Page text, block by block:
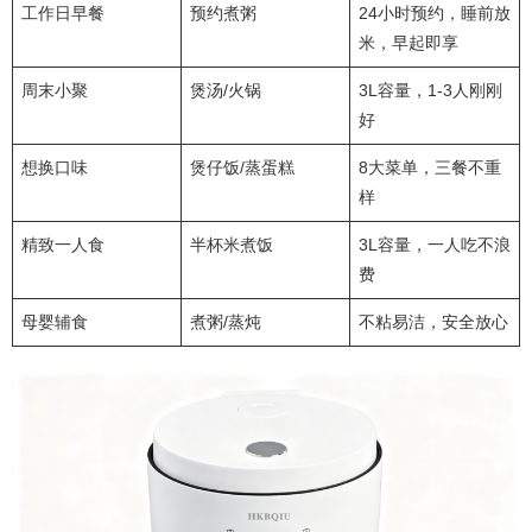
工作日早餐 预约煮粥
24小时预约，睡前放
米，早起即享
周末小聚 煲汤/火锅
3L容量，1-3人刚刚
好
想换口味 煲仔饭/蒸蛋糕
8大菜单，三餐不重
样
精致一人食 半杯米煮饭
3L容量，一人吃不浪
费
母婴辅食 煮粥/蒸炖 不粘易洁，安全放心